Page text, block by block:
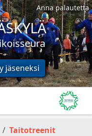
jäseneksi
Anna palautetta
Taitotreenit